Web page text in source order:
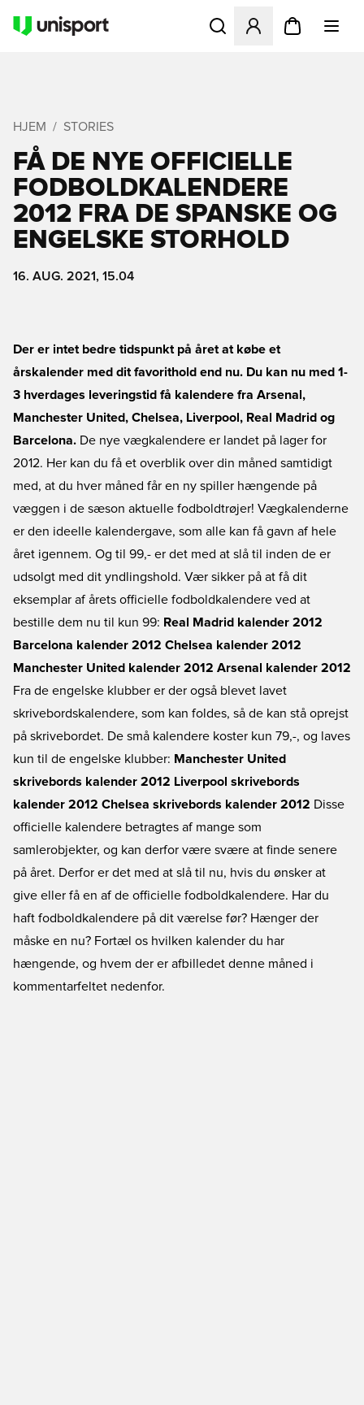
Åbner en Modal til at
HJEM STORIES
FÅ DE NYE OFFICIELLE
FODBOLDKALENDERE
2012 FRA DE SPANSKE OG
ENGELSKE STORHOLD
16. AUG. 2021, 15.04
Der er intet bedre tidspunkt på året at købe et
årskalender med dit favorithold end nu. Du kan nu med 1-
3 hverdages leveringstid få kalendere fra Arsenal,
Manchester United, Chelsea, Liverpool, Real Madrid og
Barcelona. De nye vægkalendere er landet på lager for
2012. Her kan du få et overblik over din måned samtidigt
med, at du hver måned får en ny spiller hængende på
væggen i de sæson aktuelle fodboldtrøjer! Vægkalenderne
er den ideelle kalendergave, som alle kan få gavn af hele
året igennem. Og til 99,- er det med at slå til inden de er
udsolgt med dit yndlingshold. Vær sikker på at få dit
eksemplar af årets officielle fodboldkalendere ved at
bestille dem nu til kun 99: Real Madrid kalender 2012
Barcelona kalender 2012 Chelsea kalender 2012
Manchester United kalender 2012 Arsenal kalender 2012
Fra de engelske klubber er der også blevet lavet
skrivebordskalendere, som kan foldes, så de kan stå oprejst
på skrivebordet. De små kalendere koster kun 79,-, og laves
kun til de engelske klubber: Manchester United
skrivebords kalender 2012 Liverpool skrivebords
kalender 2012 Chelsea skrivebords kalender 2012 Disse
officielle kalendere betragtes af mange som
samlerobjekter, og kan derfor være svære at finde senere
på året. Derfor er det med at slå til nu, hvis du ønsker at
give eller få en af de officielle fodboldkalendere. Har du
haft fodboldkalendere på dit værelse før? Hænger der
måske en nu? Fortæl os hvilken kalender du har
hængende, og hvem der er afbilledet denne måned i
kommentarfeltet nedenfor.